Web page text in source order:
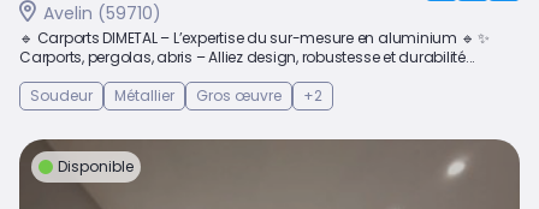
Avelin (59710)
🔹 Carports DIMETAL – L’expertise du sur-mesure en aluminium 🔹 ✨
Carports, pergolas, abris – Alliez design, robustesse et durabilité...
Soudeur
Métallier Gros œuvre +2
Disponible